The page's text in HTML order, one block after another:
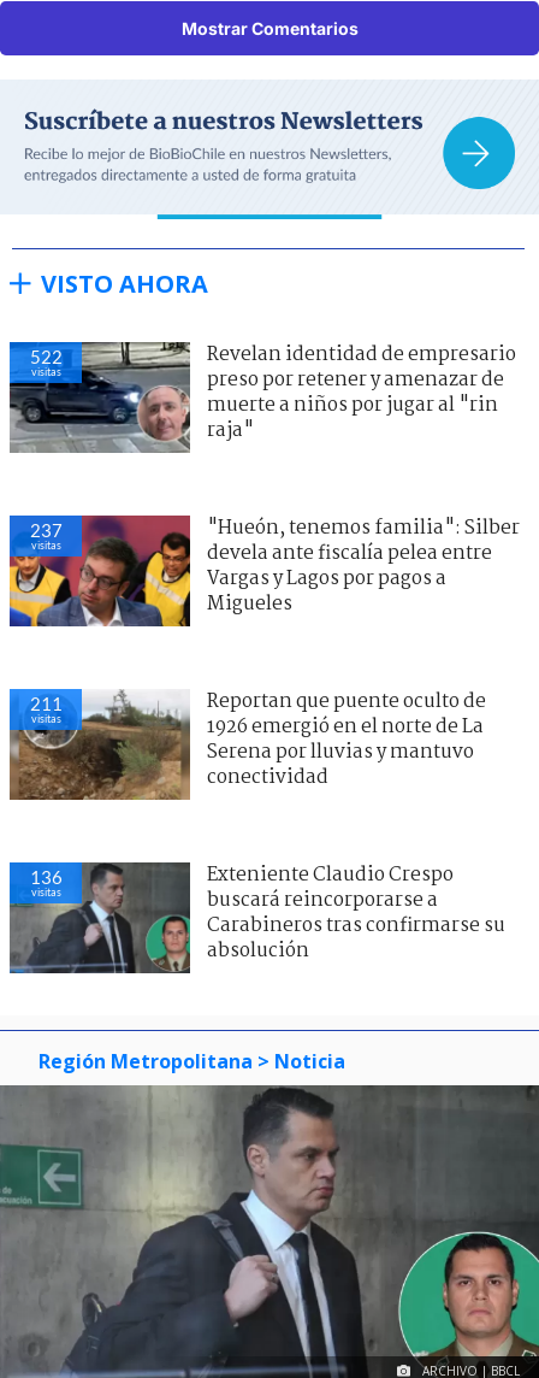
Mostrar Comentarios
VISTO AHORA
522
visitas
Revelan identidad de empresario
preso por retener y amenazar de
muerte a niños por jugar al "rin
raja"
237
visitas
"Hueón, tenemos familia": Silber
devela ante fiscalía pelea entre
Vargas y Lagos por pagos a
Migueles
211
visitas
Reportan que puente oculto de
1926 emergió en el norte de La
Serena por lluvias y mantuvo
conectividad
136
visitas
Exteniente Claudio Crespo
buscará reincorporarse a
Carabineros tras confirmarse su
absolución
Región Metropolitana > Noticia
ARCHIVO | BBCL